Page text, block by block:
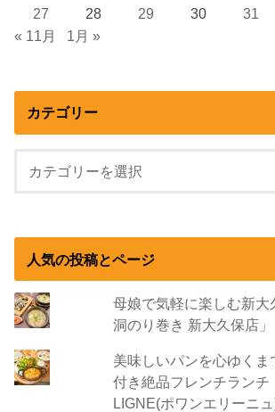
27
28 29 30
31
« 11月
1月 »
カテゴリー
人気の投稿とページ
母娘で気軽に楽しむ新大
洞のり巻き 新大久保店」
美味しいパンを心ゆくま
付き絶品フレンチランチ
LIGNE(ポワンエリーニュ)